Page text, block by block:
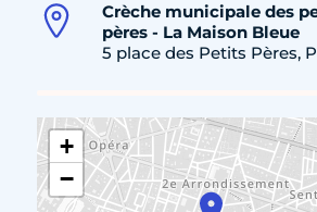
Crèche municipale des
pères - La Maison Bleue
5 place des Petits Pères,
+
−